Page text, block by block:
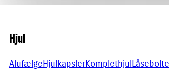
Hjul
AlufælgeHjulkapslerKomplethjulLåsebolte